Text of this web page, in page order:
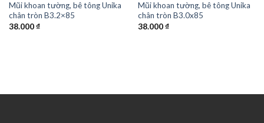
Mũi khoan tường, bê tông Unika
chân tròn B3.2×85
38.000₫
Mũi khoan tường, bê tông Unika
chân tròn B3.0x85
38.000₫